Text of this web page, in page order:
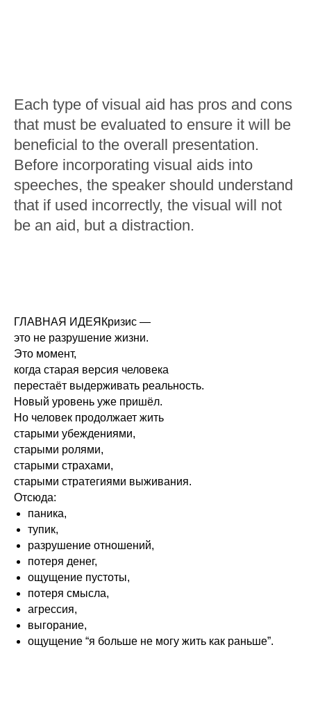
Each type of visual aid has pros and cons
that must be evaluated to ensure it will be
beneficial to the overall presentation.
Before incorporating visual aids into
speeches, the speaker should understand
that if used incorrectly, the visual will not
be an aid, but a distraction.
ГЛАВНАЯ ИДЕЯКризис —
это не разрушение жизни.
Это момент,
когда старая версия человека
перестаёт выдерживать реальность.
Новый уровень уже пришёл.
Но человек продолжает жить
старыми убеждениями,
старыми ролями,
старыми страхами,
старыми стратегиями выживания.
Отсюда:
паника,
тупик,
разрушение отношений,
потеря денег,
ощущение пустоты,
потеря смысла,
агрессия,
выгорание,
ощущение “я больше не могу жить как раньше”.